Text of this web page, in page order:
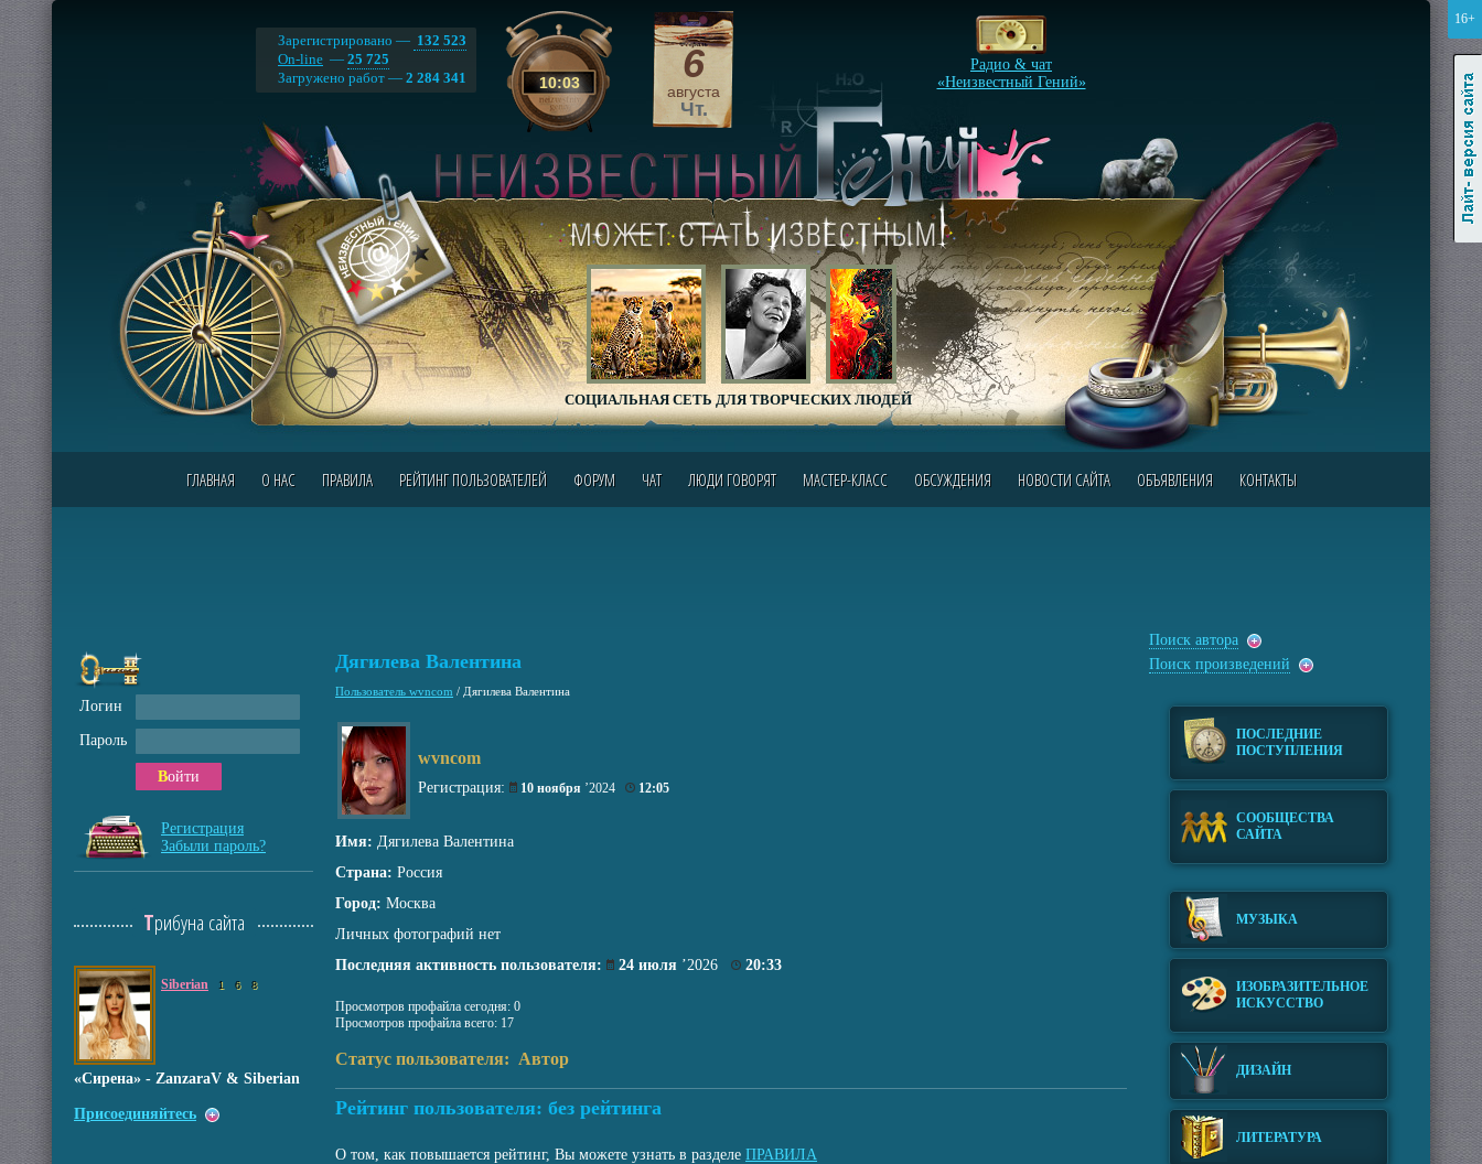
16+
10:03
Зарегистрировано — 132 523
On-line — 25 725
Загружено работ — 2 284 341 6
августа
Чт.
СОЦИАЛЬНАЯ СЕТЬ ДЛЯ ТВОРЧЕСКИХ ЛЮДЕЙ
Радио & чат
«Неизвестный Гений»
ГЛАВНАЯ О НАС ПРАВИЛА РЕЙТИНГ ПОЛЬЗОВАТЕЛЕЙ ФОРУМ ЧАТ ЛЮДИ ГОВОРЯТ МАСТЕР-КЛАСС ОБСУЖДЕНИЯ НОВОСТИ САЙТА ОБЪЯВЛЕНИЯ КОНТАКТЫ
Дягилева Валентина
Пользователь wvncom / Дягилева Валентина
wvncom
Регистрация: 10 ноября ’2024 12:05
Имя: Дягилева Валентина
Страна: Россия
Город: Москва
Личных фотографий нет
Последняя активность пользователя:
24 июля ’2026 20:33
Просмотров профайла сегодня: 0
Просмотров профайла всего: 17
Статус пользователя: Автор
Рейтинг пользователя: без рейтинга
О том, как повышается рейтинг, Вы можете узнать в разделе ПРАВИЛА
Логин
Пароль
Войти
Регистрация
Забыли пароль?
Трибуна сайта
Siberian 1 6 8
«Сирена» - ZanzaraV & Siberian
Присоединяйтесь
Поиск автора
Поиск произведений
ПОСЛЕДНИЕ
ПОСТУПЛЕНИЯ
СООБЩЕСТВА
САЙТА
МУЗЫКА
ИЗОБРАЗИТЕЛЬНОЕ
ИСКУССТВО
ДИЗАЙН
ЛИТЕРАТУРА